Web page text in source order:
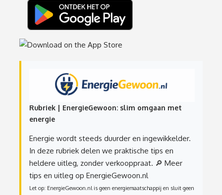
Rubriek | EnergieGewoon: slim omgaan met
energie
Energie wordt steeds duurder en ingewikkelder.
In deze rubriek delen we praktische tips en
heldere uitleg, zonder verkooppraat. 🔎 Meer
tips en uitleg op EnergieGewoon.nl
Let op: EnergieGewoon.nl is geen energiemaatschappij en sluit geen